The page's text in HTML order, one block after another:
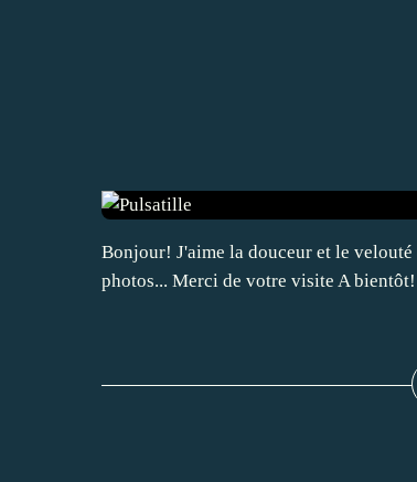
Bonjour! J'aime la douceur et le
photos... Merci de votre visite A